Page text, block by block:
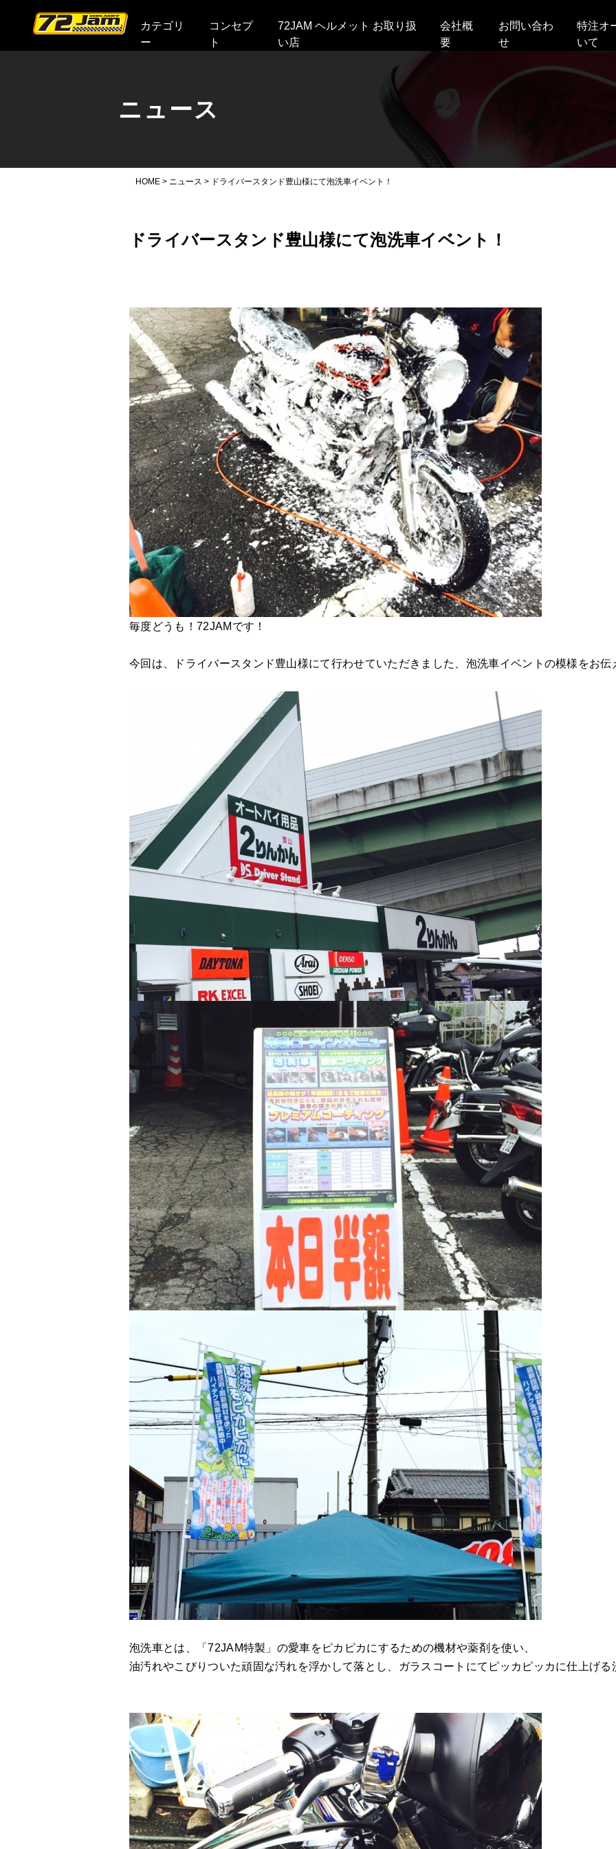
カテゴリ
ー
コンセプ
ト
72JAM ヘルメット お取り扱
い店
会社概
要
お問い合わ
せ
特注オ
いて
ニュース
HOME > ニュース > ドライバースタンド豊山様にて泡洗車イベント！
ドライバースタンド豊山様にて泡洗車イベント！
毎度どうも！72JAMです！
今回は、ドライバースタンド豊山様にて行わせていただきました、泡洗車イベントの模様をお伝
泡洗車とは、「72JAM特製」の愛車をピカピカにするための機材や薬剤を使い、
油汚れやこびりついた頑固な汚れを浮かして落とし、ガラスコートにてピッカピッカに仕上げる